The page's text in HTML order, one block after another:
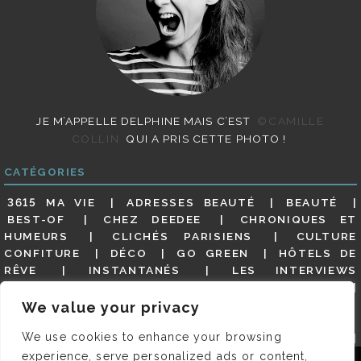
We value your privacy
We use cookies to enhance your browsing
experience, serve personalized ads or content,
JE M’APPELLE DELPHINE MAIS C’EST
©CAMILLE
COLLIN
QUI A PRIS CETTE PHOTO !
CATÉGORIES
3615 MA VIE ADRESSES BEAUTÉ
BEAUTÉ
BEST-OF
CHEZ DEEDEE
CHRONIQUES ET
HUMEURS
CLICHÉS PARISIENS
CULTURE
CONFITURE
DÉCO GO GREEN
HÔTELS DE
RÊVE
INSTANTANÉS
LES INTERVIEWS
MES ADRESSES
MODE NON CLASSÉ
GUIDE
PARIS EN PHOTOS
RESTAURANTS
REVUE DE PRESSE DÉTAILLÉE, SIOU PLAIT